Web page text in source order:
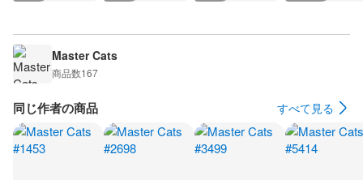
Master Cats
商品数167
同じ作者の商品 すべて見る